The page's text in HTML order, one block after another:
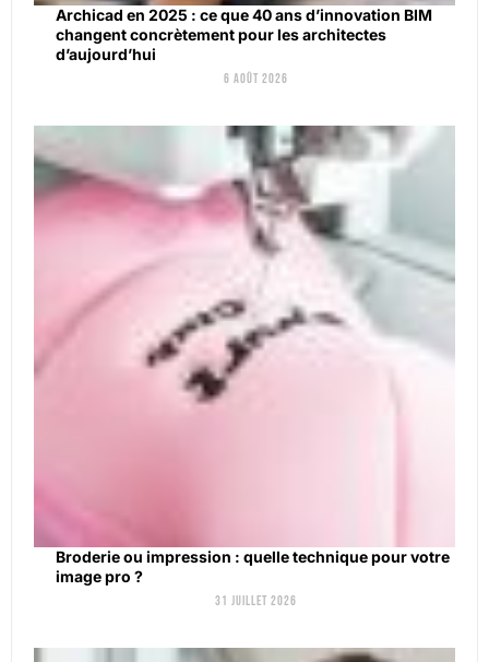
Archicad en 2025 : ce que 40 ans d’innovation BIM
changent concrètement pour les architectes
d’aujourd’hui
6 août 2026
Broderie ou impression : quelle technique pour votre
image pro ?
31 juillet 2026